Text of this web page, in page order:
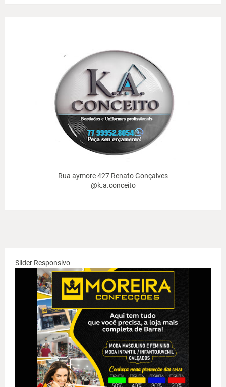
Rua aymore 427 Renato Gonçalves
@k.a.conceito
Slider Responsivo